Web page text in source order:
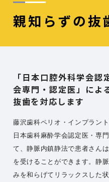
親知らずの抜
「日本口腔外科学会
会専門・認定医」 によ
抜歯を対応します
藤沢歯科ペリオ・インプラン
日本歯科麻酔学会認定医・専
て、静脈内鎮静法で患者さん
を受けることができます。静
みを和らげてリラックスした